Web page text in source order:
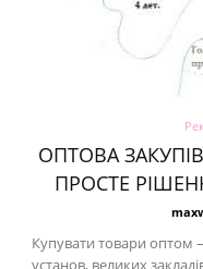
ОПТОВА
ПРОСТЕ
Купувати товари оптом
установ, великих